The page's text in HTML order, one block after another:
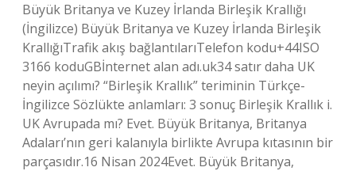
Büyük Britanya ve Kuzey İrlanda Birleşik Krallığı
(İngilizce) Büyük Britanya ve Kuzey İrlanda Birleşik
KrallığıTrafik akış bağlantılarıTelefon kodu+44ISO
3166 koduGBİnternet alan adı.uk34 satır daha UK
neyin açılımı? “Birleşik Krallık” teriminin Türkçe-
İngilizce Sözlükte anlamları: 3 sonuç Birleşik Krallık i.
UK Avrupada mı? Evet. Büyük Britanya, Britanya
Adaları’nın geri kalanıyla birlikte Avrupa kıtasının bir
parçasıdır.16 Nisan 2024Evet. Büyük Britanya,